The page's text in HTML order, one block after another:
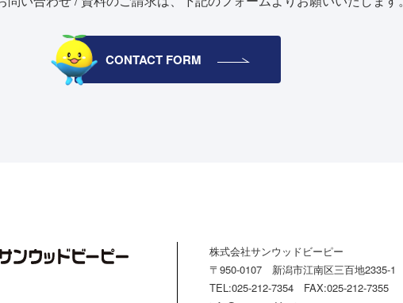
CONTACT FORM
株式会社サンウッドビーピー
〒950-0107 新潟市江南区三百地2335-1
TEL:025-212-7354 FAX:025-212-7355